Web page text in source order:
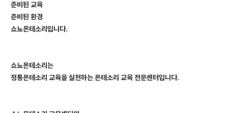
준비된 교육
준비된 환경
쇼뇨몬테소리입니다.
쇼뇨몬테소리는
정통몬테소리 교육을 실천하는 몬테소리 교육 전문센터입니다.